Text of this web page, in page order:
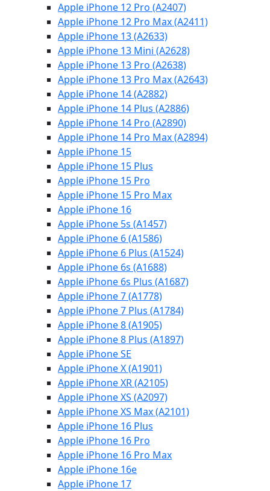
Apple iPhone 12 Pro (A2407)
Apple iPhone 12 Pro Max (A2411)
Apple iPhone 13 (A2633)
Apple iPhone 13 Mini (A2628)
Apple iPhone 13 Pro (A2638)
Apple iPhone 13 Pro Max (A2643)
Apple iPhone 14 (A2882)
Apple iPhone 14 Plus (A2886)
Apple iPhone 14 Pro (A2890)
Apple iPhone 14 Pro Max (A2894)
Apple iPhone 15
Apple iPhone 15 Plus
Apple iPhone 15 Pro
Apple iPhone 15 Pro Max
Apple iPhone 16
Apple iPhone 5s (A1457)
Apple iPhone 6 (A1586)
Apple iPhone 6 Plus (A1524)
Apple iPhone 6s (A1688)
Apple iPhone 6s Plus (A1687)
Apple iPhone 7 (A1778)
Apple iPhone 7 Plus (A1784)
Apple iPhone 8 (A1905)
Apple iPhone 8 Plus (A1897)
Apple iPhone SE
Apple iPhone X (A1901)
Apple iPhone XR (A2105)
Apple iPhone XS (A2097)
Apple iPhone XS Max (A2101)
Apple iPhone 16 Plus
Apple iPhone 16 Pro
Apple iPhone 16 Pro Max
Apple iPhone 16e
Apple iPhone 17